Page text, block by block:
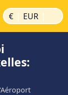
€ | EUR |